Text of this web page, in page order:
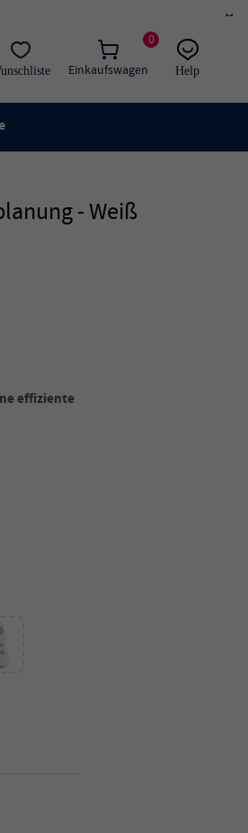
×
0
Einkaufswagen
Help
- Weiß
effiziente